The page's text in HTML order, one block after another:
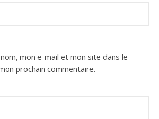
mon e-mail et mon site dans le
prochain commentaire.